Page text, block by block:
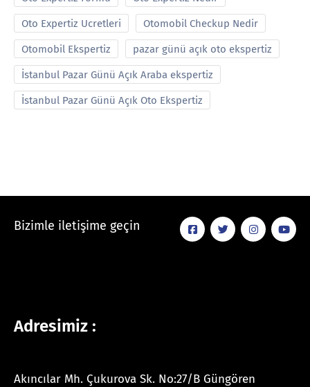
Oto Expertiz Ucretleri Otomobil Checkup Nedir
Otomobil Ekspertiz pazar günü açık oto ekspertiz
İstanbul Pazar Günü Açık Araba ekspertiz
İstanbul Pazar Günü Açık Oto Ekspertiz
Bizimle iletişime geçin
Adresimiz :
Akıncılar Mh. Çukurova Sk. No:27/B Güngören